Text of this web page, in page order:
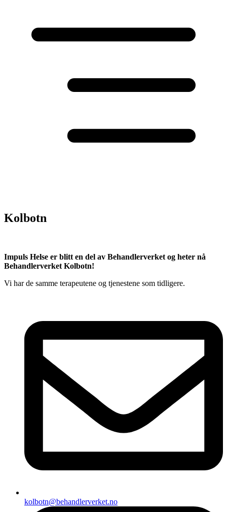
Kolbotn
Impuls Helse er blitt en del av Behandlerverket og heter nå
Behandlerverket Kolbotn!
Vi har de samme terapeutene og tjenestene som tidligere.
kolbotn@behandlerverket.no